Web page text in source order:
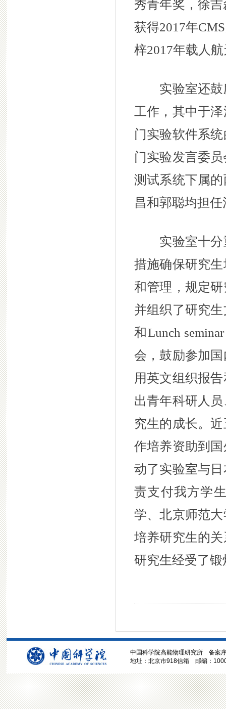
秀青年奖，徐
获得2017年
梓2017年载人
实验室还鼓
工作，其中于
门实验软件系
门实验发言委
测试系统下属
昌和郭聪均担
实验室十分
措施确保研究
和管理，规定
并组织了研究
和Lunch
会，鼓励参加
用英文组织报
出青年科研人
究生的成长。
作培养资助到
动了实验室与
责支付我方学
学、北京师范
培养研究生的
研究生经受了锻
中国科学院高能物理研究所 备案
地址：北京市918信箱 邮编：